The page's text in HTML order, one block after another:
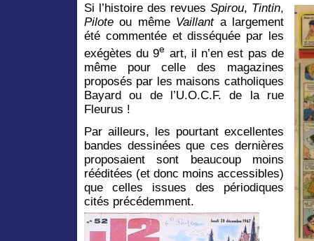
Si l’histoire des revues Spirou, Tintin,
Piloteou même Vaillanta largement
été commentée et disséquée par les
exégètes du 9e art, il n’en est pas de
même pour celle des magazines
proposés par les maisons catholiques
Bayard ou de l’U.O.C.F. de la rue
Fleurus !
Par ailleurs, les pourtant excellentes
bandes dessinées que ces dernières
proposaient sont beaucoup moins
rééditées (et donc moins accessibles)
que celles issues des périodiques
cités précédemment.